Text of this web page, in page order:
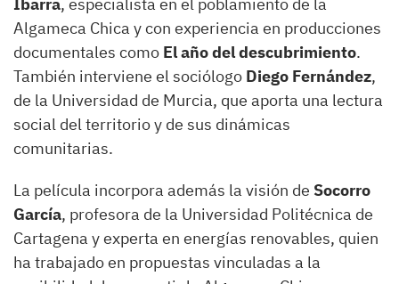
Algameca Chica y con experiencia en producciones
documentales como El año del descubrimiento.
También interviene el sociólogo Diego Fernández,
de la Universidad de Murcia, que aporta una lectura
social del territorio y de sus dinámicas
comunitarias.
La película incorpora además la visión de Socorro
García, profesora de la Universidad Politécnica de
Cartagena y experta en energías renovables, quien
ha trabajado en propuestas vinculadas a la